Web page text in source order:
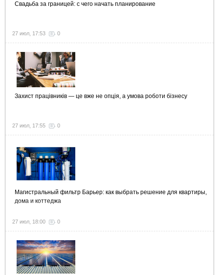
Свадьба за границей: с чего начать планирование
27 июл, 17:53 0
Захист працівників — це вже не опція, а умова роботи бізнесу
27 июл, 17:55 0
Магистральный фильтр Барьер: как выбрать решение для квартиры,
дома и коттеджа
27 июл, 18:00 0